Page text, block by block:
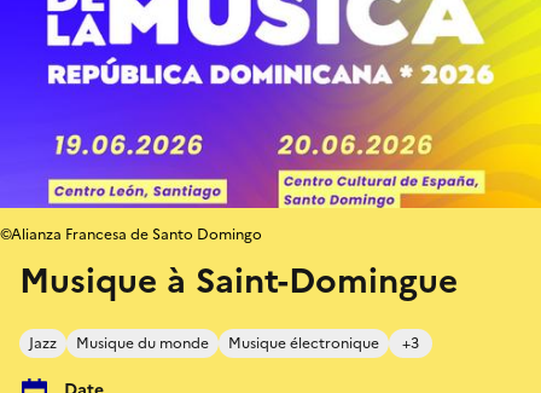
Musique à Saint-Domingue
Jazz Musique du monde Musique électronique +3
©Alianza Francesa de Santo Domingo